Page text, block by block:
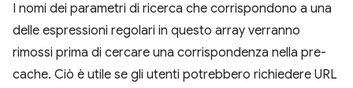
I nomi dei parametri di ricerca che corrispondono a una
delle espressioni regolari in questo array verranno
rimossi prima di cercare una corrispondenza nella pre-
cache. Ciò è utile se gli utenti potrebbero richiedere URL